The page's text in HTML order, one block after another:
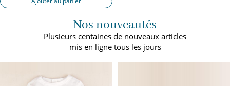
Nos nouveautés
Plusieurs centaines de nouveaux articles
mis en ligne tous les jours